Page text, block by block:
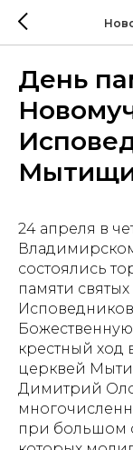
День
24 апреля в
состоялись
памяти
крестный ход
церквей
Димитрий
при большом